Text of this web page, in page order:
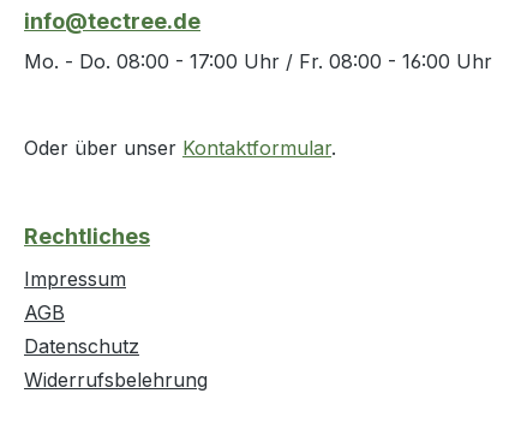
info@tectree.de
Mo. - Do. 08:00 - 17:00 Uhr / Fr. 08:00 - 16:00 Uhr
Oder über unser Kontaktformular.
Rechtliches
Impressum
AGB
Datenschutz
Widerrufsbelehrung